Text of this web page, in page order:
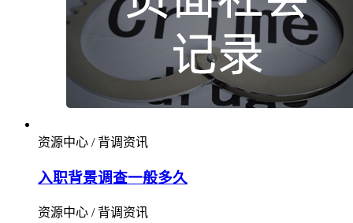
资源中心 / 背调资讯
入职背景调查一般多久
资源中心 / 背调资讯